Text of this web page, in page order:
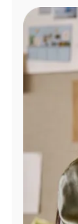
Administrar
cuenta
Encuentra
tienda